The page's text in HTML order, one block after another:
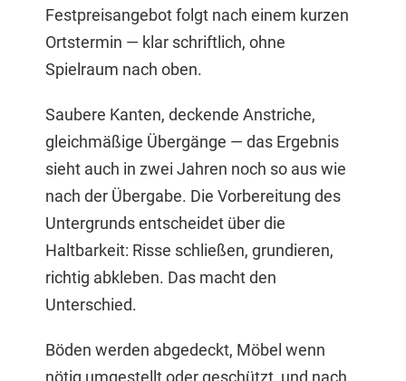
Festpreisangebot folgt nach einem kurzen
Ortstermin — klar schriftlich, ohne
Spielraum nach oben.
Saubere Kanten, deckende Anstriche,
gleichmäßige Übergänge — das Ergebnis
sieht auch in zwei Jahren noch so aus wie
nach der Übergabe. Die Vorbereitung des
Untergrunds entscheidet über die
Haltbarkeit: Risse schließen, grundieren,
richtig abkleben. Das macht den
Unterschied.
Böden werden abgedeckt, Möbel wenn
nötig umgestellt oder geschützt, und nach